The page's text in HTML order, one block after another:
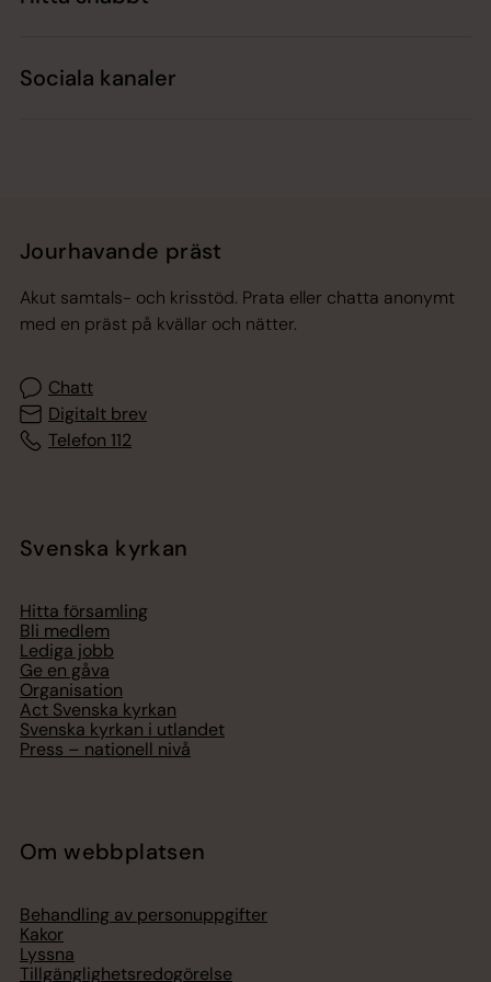
Sociala kanaler
Jourhavande präst
Akut samtals- och krisstöd. Prata eller chatta anonymt
med en präst på kvällar och nätter.
Chatt
Digitalt brev
Telefon 112
Svenska kyrkan
Hitta församling
Bli medlem
Lediga jobb
Ge en gåva
Organisation
Act Svenska kyrkan
Svenska kyrkan i utlandet
Press – nationell nivå
Om webbplatsen
Behandling av personuppgifter
Kakor
Lyssna
Tillgänglighetsredogörelse